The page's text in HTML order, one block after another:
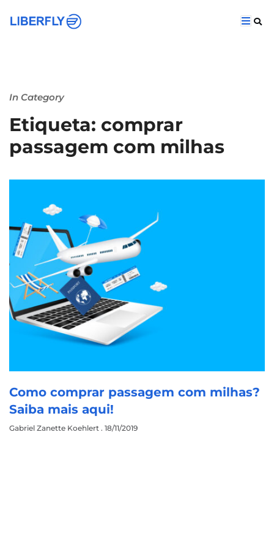
In Category
Etiqueta: comprar
passagem com milhas
Como comprar passagem com milhas?
Saiba mais aqui!
Gabriel Zanette Koehlert 18/11/2019